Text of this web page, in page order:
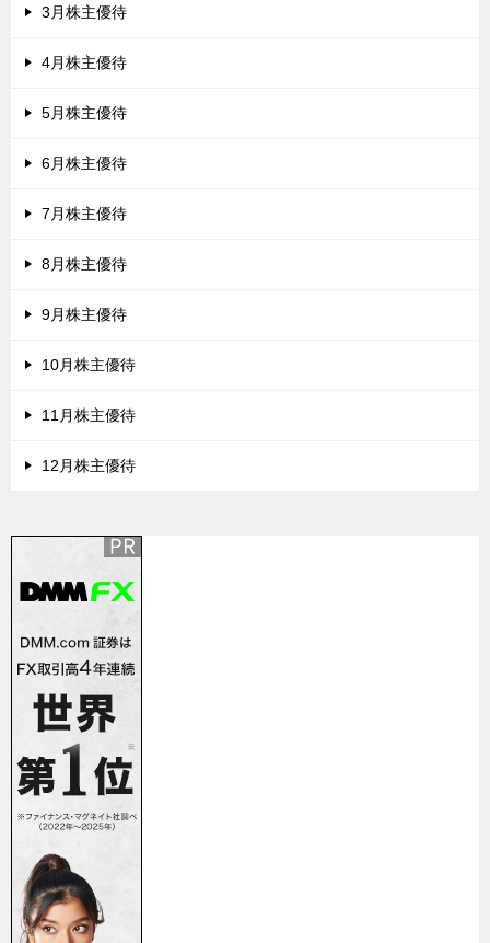
3月株主優待
4月株主優待
5月株主優待
6月株主優待
7月株主優待
8月株主優待
9月株主優待
10月株主優待
11月株主優待
12月株主優待